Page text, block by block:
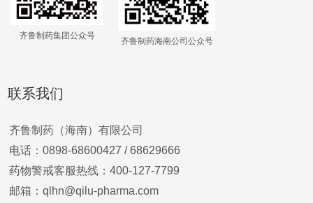
齐鲁制药集团公众号
齐鲁制药海南公司公众号
联系我们
齐鲁制药（海南）有限公司
电话：0898-68600427 /68629666
药物警戒客服热线：400-127-7799
邮箱：qlhn@qilu-pharma.com